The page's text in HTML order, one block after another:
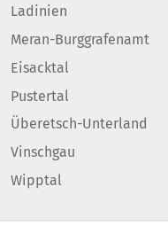
Ladinien
Meran-Burggrafenamt
Eisacktal
Pustertal
Überetsch-Unterland
Vinschgau
Wipptal